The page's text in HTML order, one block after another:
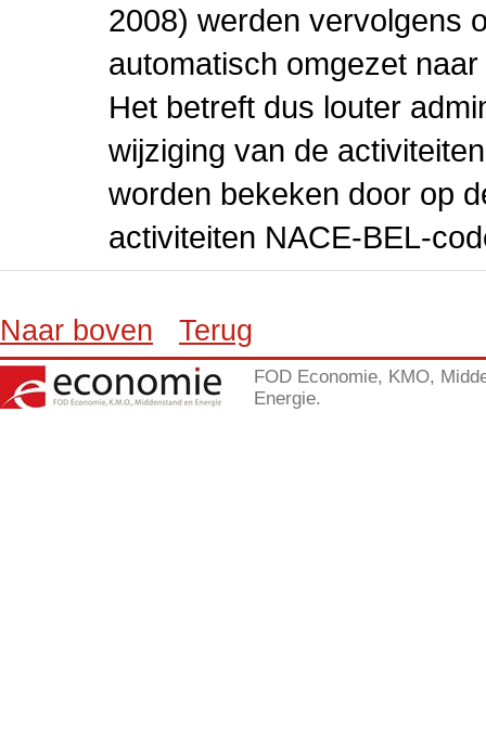
2008) werden vervolgens
automatisch omgezet
Het betreft dus louter
wijziging van de
worden bekeken door op
activiteiten NACE-BEL-
Naar boven Terug
FOD Economie, KMO,
Energie.